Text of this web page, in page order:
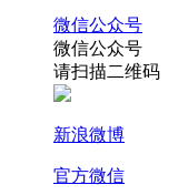
微信公众号
微信公众号
请扫描二维码
新浪微博
官方微信